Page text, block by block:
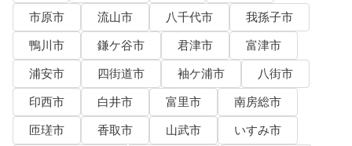
市原市
流山市 八千代市
我孫子市
鴨川市
鎌ケ谷市 君津市
富津市
浦安市
四街道市 袖ケ浦市
八街市
印西市
白井市 富里市
南房総市
匝瑳市
香取市 山武市
いすみ市